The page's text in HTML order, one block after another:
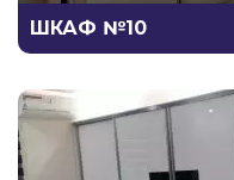
ШКАФ №10